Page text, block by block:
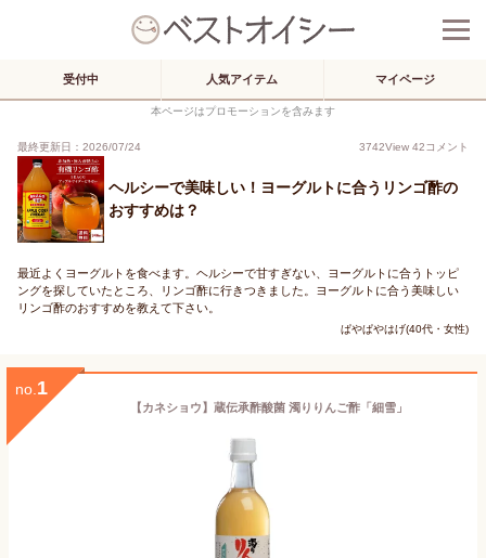
受付中 人気アイテム マイページ
本ページはプロモーションを含みます
最終更新日：2026/07/24 3742View 42コメント
ヘルシーで美味しい！ヨーグルトに合うリンゴ酢の
おすすめは？
最近よくヨーグルトを食べます。ヘルシーで甘すぎない、ヨーグルトに合うトッピ
ングを探していたところ、リンゴ酢に行きつきました。ヨーグルトに合う美味しい
リンゴ酢のおすすめを教えて下さい。
ぱやぱやはげ(40代・女性)
no. 1
【カネショウ】蔵伝承酢酸菌 濁りりんご酢「細雪」